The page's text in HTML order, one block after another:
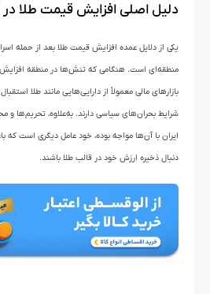
دلیل اصلی افزایش قیمت طلا
یکی از دلایل عمده افزایش قیمت طلا بعد از حمله
منطقه‌ای است. هنگامی که تنش‌ها در منطقه افزایش
بازارهای مالی معمولاً از دارایی‌هایی مانند طلا
شرایط بحران‌های سیاسی دارند. به‌علاوه، تحریم‌ها
ایران با آن‌ها مواجه بوده، خود عامل دیگری است که
دنبال ذخیره ارزش خود در قالب طلا باشند.